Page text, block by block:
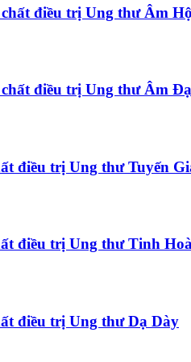
điều trị Ung thư Âm Hộ
điều trị Ung thư Âm
điều trị Ung thư Tuyến
điều trị Ung thư Tinh
điều trị Ung thư Dạ Dày